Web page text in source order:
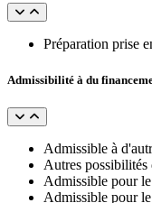
Préparation prise
Admissibilité à du
Admissible à
Autres possibilités
Admissible pour
Admissible pour